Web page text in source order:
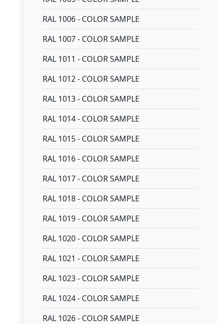
RAL 1006 - COLOR SAMPLE
RAL 1007 - COLOR SAMPLE
RAL 1011 - COLOR SAMPLE
RAL 1012 - COLOR SAMPLE
RAL 1013 - COLOR SAMPLE
RAL 1014 - COLOR SAMPLE
RAL 1015 - COLOR SAMPLE
RAL 1016 - COLOR SAMPLE
RAL 1017 - COLOR SAMPLE
RAL 1018 - COLOR SAMPLE
RAL 1019 - COLOR SAMPLE
RAL 1020 - COLOR SAMPLE
RAL 1021 - COLOR SAMPLE
RAL 1023 - COLOR SAMPLE
RAL 1024 - COLOR SAMPLE
RAL 1026 - COLOR SAMPLE